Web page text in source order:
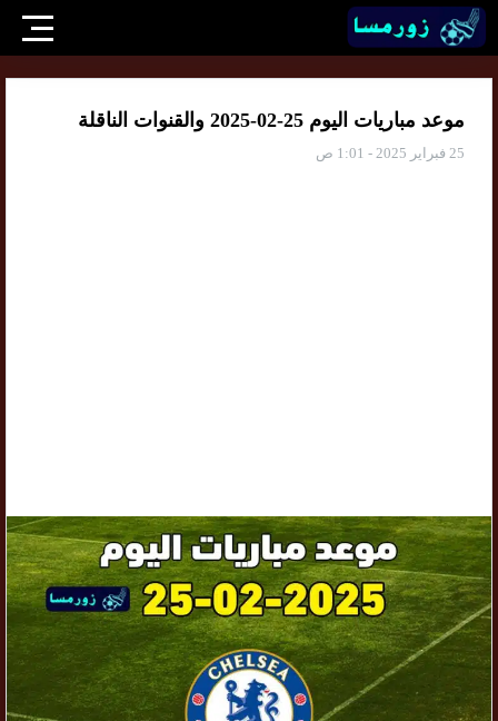
موعد مباريات اليوم 25-02-2025 والقنوات الناقلة
25 فبراير 2025 - 1:01 ص